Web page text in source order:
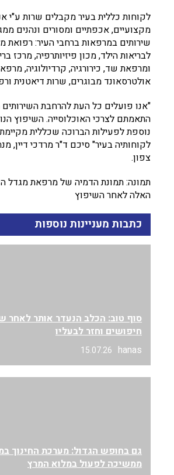
לקוחות כללית בעיר מקבלים שרות ע"י
מקצועיים, אכפתיים ומסורים ונהנים
שירותים במרפאות ברחבי העיר:
לבריאות הילד, מכון פיזיותרפיה, מרכז
ומרפאת שד, כירורגיה, קרדיולוגיה,
אולטרסאונד מבוגרים, שרות דיאטנית
"אנו פועלים כל העת להרחבת השירותים
התאמתם לצרכי האוכלוסייה. השיפוץ
נוספת לפעילות הברוכה שכללית
לקוחותיה בעיר" סיכם ד"ר מרדכי דיין,
צפון.
תמונה: תמונת הדמיה של מרפאת מגדל
האלה לאחר השיפוץ
כתבות מעניינות נוספות
סוף טוב: הכלב הנעדר אותר לאחר
חיפושים וחזר לבעליו
hanas
15.07.26
גם בחופש הגדול: מערכת החינוך
ממשיכה לפעול במלוא המרץ